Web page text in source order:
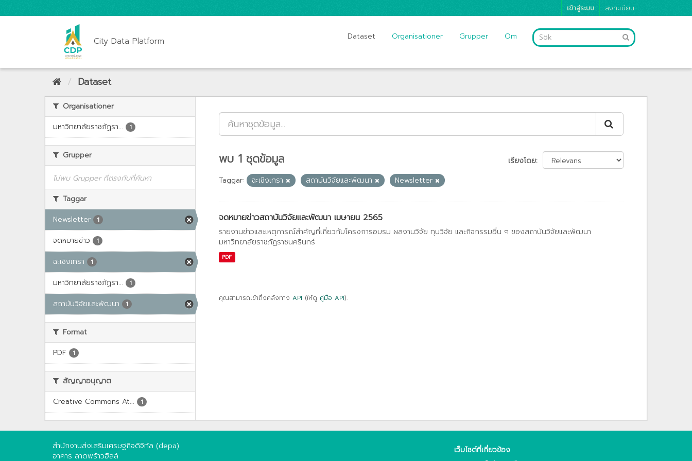
เข้าสู่ระบบ ลงทะเบียน
City Data Platform Dataset Organisationer Grupper Om
Dataset
Organisationer
มหาวิทยาลัยราชภัฏรา...
1
Grupper
ไม่พบ Grupper ที่ตรงกับที่ค้นหา
Taggar
Newsletter
1
จดหมายข่าว 1
ฉะเชิงเทรา 1
มหาวิทยาลัยราชภัฏรา... 1
สถาบันวิจัยและพัฒนา 1
Format
PDF
1
สัญญาอนุญาต
Creative Commons At...
1
เรียงโดย
พบ 1 ชุดข้อมูล
Taggar: ฉะเชิงเทรา สถาบันวิจัยและพัฒนา Newsletter
จดหมายข่าวสถาบันวิจัยและพัฒนา เมษายน 2565
รายงานข่าวและเหตุการณ์สำคัญที่เกี่ยวกับโครงการอบรม ผลงานวิจัย ทุนวิจัย และกิจกรรมอื่น ๆ ของสถาบันวิจัยและพัฒนา
มหาวิทยาลัยราชภัฏราชนครินทร์
PDF
คุณสามารถเข้าถึงคลังทาง API (ให้ดู คู่มือ API).
สำนักงานส่งเสริมเศรษฐกิจดิจิทัล (depa)
อาคาร ลาดพร้าวฮิลล์
เว็บไซต์ที่เกี่ยวข้อง